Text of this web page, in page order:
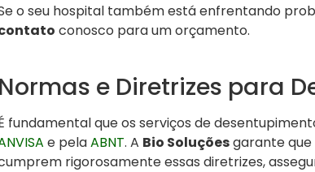
o seu hospital também está enfrentando
conosco para um orçamento.
Normas e Diretrizes para
fundamental que os serviços de
e pelaABNT. A Bio Soluçõesgarante que
rigorosamente essas diretrizes,